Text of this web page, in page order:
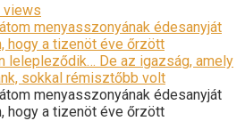
views
menyasszonyának édesanyját
hogy a tizenöt éve őrzött
lelepleződik… De az igazság, amely
sokkal rémisztőbb volt
menyasszonyának édesanyját
hogy a tizenöt éve őrzött